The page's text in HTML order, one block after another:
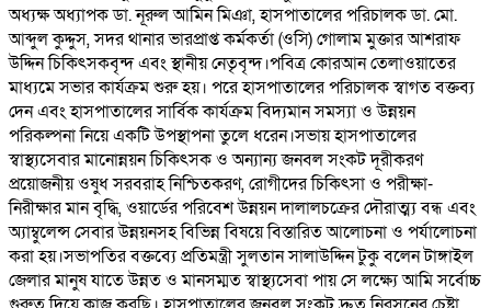
অধ্যক্ষ অধ্যাপক ডা. নূরুল আমিন মিঞা, হাসপাতালের পরিচালক ডা. মো.
আব্দুল কুদ্দুস, সদর থানার ভারপ্রাপ্ত কর্মকর্তা (ওসি) গোলাম মুক্তার আশরাফ
উদ্দিন চিকিৎসকবৃন্দ এবং স্থানীয় নেতৃবৃন্দ।পবিত্র কোরআন তেলাওয়াতের
মাধ্যমে সভার কার্যক্রম শুরু হয়। পরে হাসপাতালের পরিচালক স্বাগত বক্তব্য
দেন এবং হাসপাতালের সার্বিক কার্যক্রম বিদ্যমান সমস্যা ও উন্নয়ন
পরিকল্পনা নিয়ে একটি উপস্থাপনা তুলে ধরেন।সভায় হাসপাতালের
স্বাস্থ্যসেবার মানোন্নয়ন চিকিৎসক ও অন্যান্য জনবল সংকট দূরীকরণ
প্রয়োজনীয় ওষুধ সরবরাহ নিশ্চিতকরণ, রোগীদের চিকিৎসা ও পরীক্ষা-
নিরীক্ষার মান বৃদ্ধি, ওয়ার্ডের পরিবেশ উন্নয়ন দালালচক্রের দৌরাত্ম্য বন্ধ এবং
অ্যাম্বুলেন্স সেবার উন্নয়নসহ বিভিন্ন বিষয়ে বিস্তারিত আলোচনা ও পর্যালোচনা
করা হয়।সভাপতির বক্তব্যে প্রতিমন্ত্রী সুলতান সালাউদ্দিন টুকু বলেন টাঙ্গাইল
জেলার মানুষ যাতে উন্নত ও মানসম্মত স্বাস্থ্যসেবা পায় সে লক্ষ্যে আমি সর্বোচ্চ